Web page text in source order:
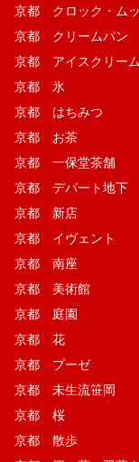
京都 クロック・ムッ
京都 クリームパン
京都 アイスクリー
京都 氷
京都 はちみつ
京都 お茶
京都 一保堂茶舗
京都 デパート地下
京都 新店
京都 イヴェント
京都 南座
京都 美術館
京都 庭園
京都 花
京都 プーゼ
京都 未生流笹岡
京都 桜
京都 散歩